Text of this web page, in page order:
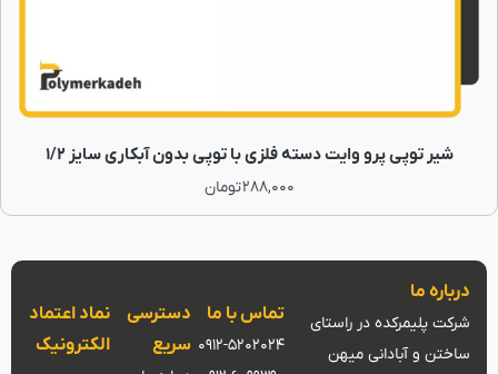
شیر توپی پرو وایت دسته فلزی با توپی بدون آبکاری سایز 1/2
288,000تومان
درباره ما
شرکت پلیمرکده در راستای
ساختن و آبادانی میهن
تماس با ما
0912-5202024
دسترسی
سریع
نماد اعتماد
الکترونیک